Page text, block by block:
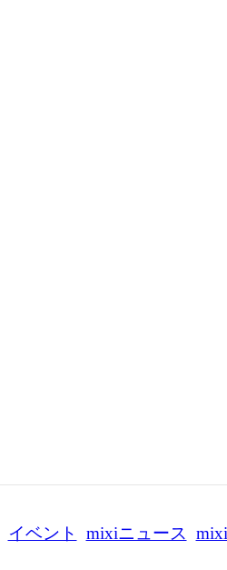
イベント mixiニュース